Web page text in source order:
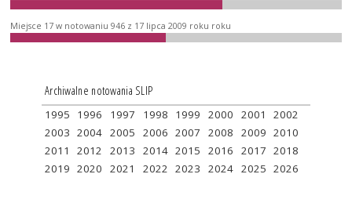
Miejsce 17 w notowaniu 946 z 17 lipca 2009 roku roku
Archiwalne notowania SLIP
1995 1996 1997 1998 1999 2000 2001
2002
2003 2004 2005 2006 2007 2008 2009 2010
2011
2012 2013 2014 2015 2016 2017 2018
2019 2020 2021 2022 2023 2024 2025 2026